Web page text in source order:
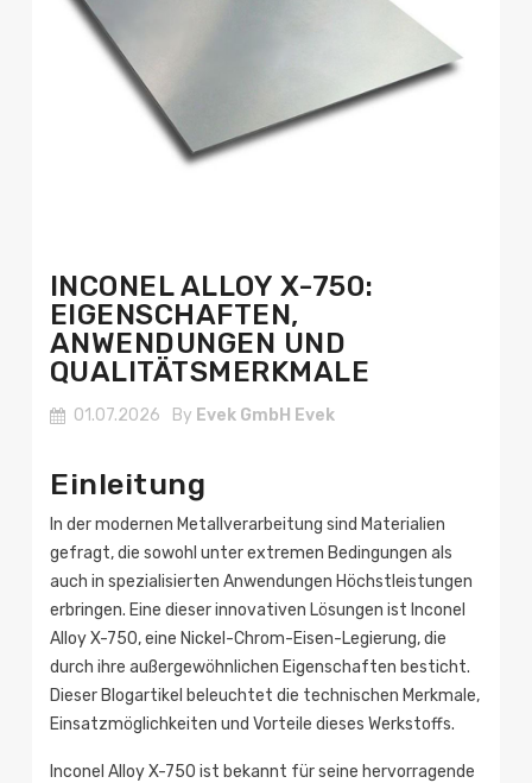
INCONEL ALLOY X-750:
EIGENSCHAFTEN,
ANWENDUNGEN UND
QUALITÄTSMERKMALE
01.07.2026 By Evek GmbH Evek
Einleitung
In der modernen Metallverarbeitung sind Materialien
gefragt, die sowohl unter extremen Bedingungen als
auch in spezialisierten Anwendungen Höchstleistungen
erbringen. Eine dieser innovativen Lösungen ist Inconel
Alloy X-750, eine Nickel-Chrom-Eisen-Legierung, die
durch ihre außergewöhnlichen Eigenschaften besticht.
Dieser Blogartikel beleuchtet die technischen Merkmale,
Einsatzmöglichkeiten und Vorteile dieses Werkstoffs.
Inconel Alloy X-750 ist bekannt für seine hervorragende